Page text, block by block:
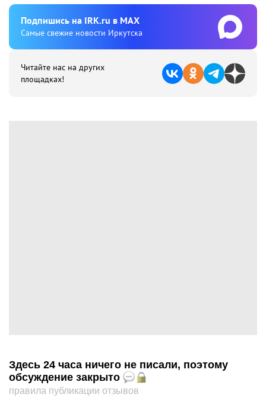
Подпишиcь на IRK.ru в MAX
Cамые свежие новости Иркутска
Читайте нас на других
площадках!
Здесь 24 часа ничего не писали, поэтому
обсуждение закрыто
правила публикации отзывов